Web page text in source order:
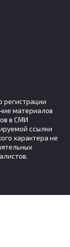
регистрации
материалов
в СМИ
ссылки
характера не